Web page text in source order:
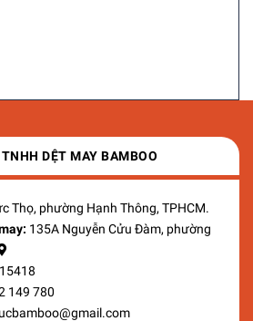
DỆT MAY BAMBOO
Thọ, phường Hạnh Thông, TPHCM.
135A Nguyễn Cửu Đàm, phường
149 780